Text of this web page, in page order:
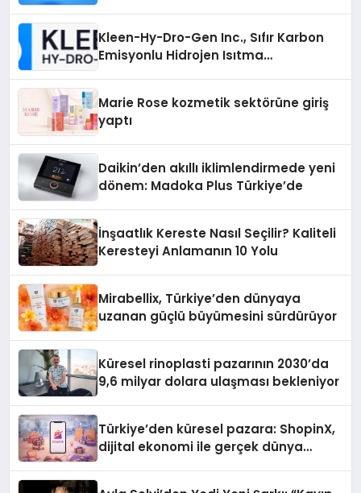
Kleen-Hy-Dro-Gen Inc., Sıfır Karbon
Emisyonlu Hidrojen Isıtma
Marie Rose kozmetik sektörüne giriş
yaptı
Daikin’den akıllı iklimlendirmede yeni
dönem: Madoka Plus Türkiye’de
İnşaatlık Kereste Nasıl Seçilir? Kaliteli
Keresteyi Anlamanın 10 Yolu
Mirabellix, Türkiye’den dünyaya
uzanan güçlü büyümesini sürdürüyor
Küresel rinoplasti pazarının 2030’da
9,6 milyar dolara ulaşması bekleniyor
Türkiye’den küresel pazara: ShopinX,
dijital ekonomi ile gerçek dünya